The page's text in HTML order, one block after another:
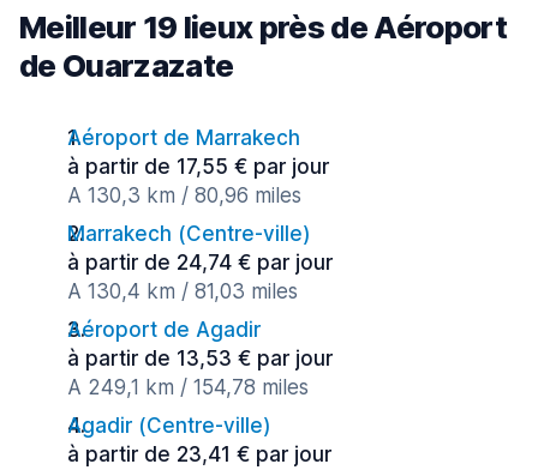
Meilleur 19 lieux près de Aéroport
de Ouarzazate
Aéroport de Marrakech
à partir de 17,55 € par jour
A 130,3 km / 80,96 miles
Marrakech (Сentre-ville)
à partir de 24,74 € par jour
A 130,4 km / 81,03 miles
Aéroport de Agadir
à partir de 13,53 € par jour
A 249,1 km / 154,78 miles
Agadir (Сentre-ville)
à partir de 23,41 € par jour